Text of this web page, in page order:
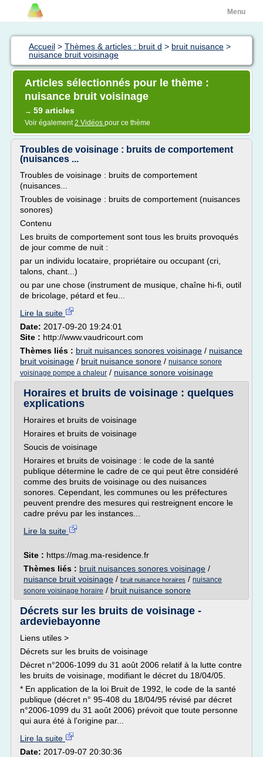
Menu
Accueil > Thèmes & articles : bruit d > bruit nuisance >
nuisance bruit voisinage
Articles sélectionnés pour le thème :
nuisance bruit voisinage
→ 59 articles
Voir également2 Vidéos pour ce thème
Troubles de voisinage : bruits de comportement
(nuisances ...
Troubles de voisinage : bruits de comportement
(nuisances...
Troubles de voisinage : bruits de comportement (nuisances
sonores)
Contenu
Les bruits de comportement sont tous les bruits provoqués
de jour comme de nuit :
par un individu locataire, propriétaire ou occupant (cri,
talons, chant...)
ou par une chose (instrument de musique, chaîne hi-fi, outil
de bricolage, pétard et feu...
Lire la suite
Date: 2017-09-20 19:24:01
Site : http://www.vaudricourt.com
Thèmes liés : bruit nuisances sonores voisinage / nuisance
bruit voisinage / bruit nuisance sonore / nuisance sonore
voisinage pompe a chaleur / nuisance sonore voisinage
Horaires et bruits de voisinage : quelques
explications
Horaires et bruits de voisinage
Horaires et bruits de voisinage
Soucis de voisinage
Horaires et bruits de voisinage : le code de la santé
publique détermine le cadre de ce qui peut être considéré
comme des bruits de voisinage ou des nuisances
sonores. Cependant, les communes ou les préfectures
peuvent prendre des mesures qui restreignent encore le
cadre prévu par les instances...
Lire la suite
Site : https://mag.ma-residence.fr
Thèmes liés : bruit nuisances sonores voisinage /
nuisance bruit voisinage / bruit nuisance horaires / nuisance
sonore voisinage horaire / bruit nuisance sonore
Décrets sur les bruits de voisinage -
ardeviebayonne
Liens utiles >
Décrets sur les bruits de voisinage
Décret n°2006-1099 du 31 août 2006 relatif à la lutte contre
les bruits de voisinage, modifiant le décret du 18/04/05.
* En application de la loi Bruit de 1992, le code de la santé
publique (décret n° 95-408 du 18/04/95 révisé par décret
n°2006-1099 du 31 août 2006) prévoit que toute personne
qui aura été à l'origine par...
Lire la suite
Date: 2017-09-07 20:30:36